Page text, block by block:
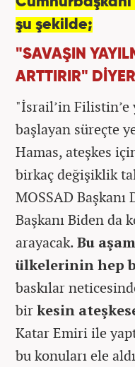
şu şekilde;
"SAVAŞIN
ARTTIRIR"
"İsrail’in Filistin’e
başlayan süreçte
Hamas, ateşkes
birkaç değişiklik
MOSSAD Başkanı
Başkanı Biden da
arayacak.Bu
ülkelerinin hep
baskılar
birkesin
Katar Emiri ile
bu konuları ele